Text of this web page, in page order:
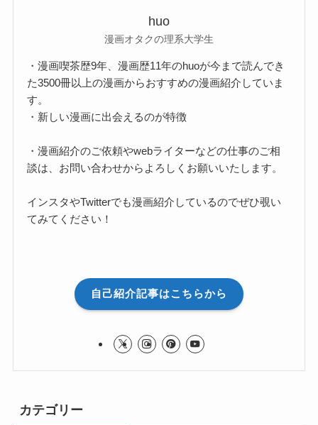
huo
漫画オタクの理系大学生
・漫画喫茶歴9年、漫画歴11年のhuoが今まで読んでき
た3500冊以上の漫画からおすすめの漫画紹介していま
す。
・新しい漫画に出会えるのが特徴
・漫画紹介のご依頼やwebライターなどの仕事のご相
談は、お問い合わせからよろしくお願いいたします。
インスタやTwitterでも漫画紹介しているのでぜひ覗い
てみてください！
自己紹介記事はこちらから
カテゴリー